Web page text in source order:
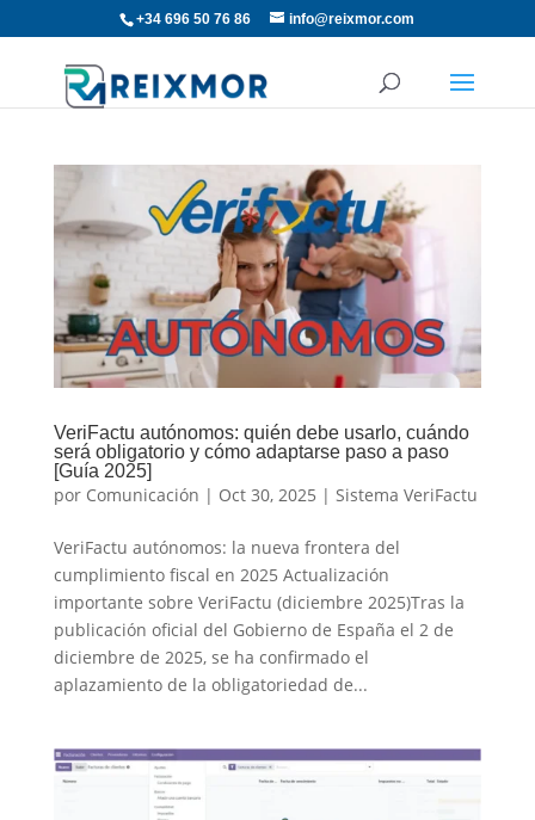
+34 696 50 76 86 info@reixmor.com
VeriFactu autónomos: quién debe usarlo, cuándo
será obligatorio y cómo adaptarse paso a paso
[Guía 2025]
por Comunicación | Oct 30, 2025 | Sistema VeriFactu
VeriFactu autónomos: la nueva frontera del
cumplimiento fiscal en 2025 Actualización
importante sobre VeriFactu (diciembre 2025)Tras la
publicación oficial del Gobierno de España el 2 de
diciembre de 2025, se ha confirmado el
aplazamiento de la obligatoriedad de...